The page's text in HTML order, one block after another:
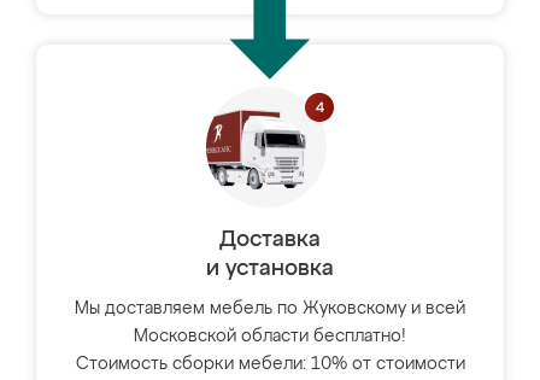
Доставка
и установка
Мы доставляем мебель по Жуковскому и всей
Московской области бесплатно!
Стоимость сборки мебели: 10% от стоимости